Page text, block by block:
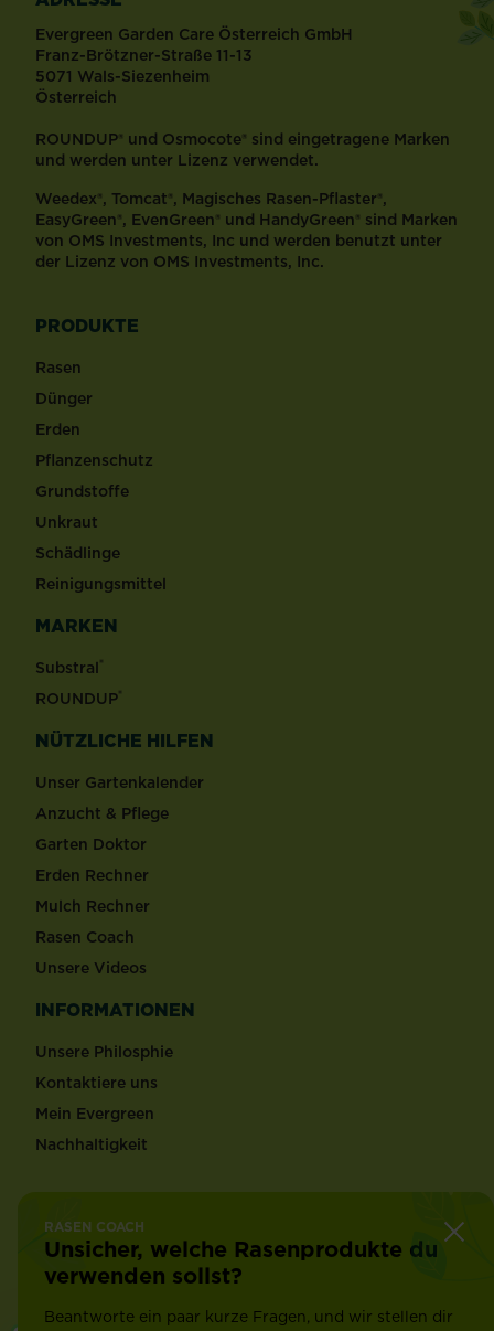
RASEN COACH
Unsicher, welche Rasenprodukte du
verwenden sollst?
Beantworte ein paar kurze Fragen, und wir stellen dir
Evergreen Garden Care Österreich GmbH
Franz-Brötzner-Straße 11-13
5071 Wals-Siezenheim
Österreich
ROUNDUP® und Osmocote® sind eingetragene Marken
und werden unter Lizenz verwendet.
Weedex®, Tomcat®, Magisches Rasen-Pflaster®,
EasyGreen®, EvenGreen® und HandyGreen® sind Marken
von OMS Investments, Inc und werden benutzt unter
der Lizenz von OMS Investments, Inc.
PRODUKTE
Rasen
Dünger
Erden
Pflanzenschutz
Grundstoffe
Unkraut
Schädlinge
Reinigungsmittel
MARKEN
Substral®
ROUNDUP®
NÜTZLICHE HILFEN
Unser Gartenkalender
Anzucht & Pflege
Garten Doktor
Erden Rechner
Mulch Rechner
Rasen Coach
Unsere Videos
INFORMATIONEN
Unsere Philosphie
Kontaktiere uns
Mein Evergreen
Nachhaltigkeit